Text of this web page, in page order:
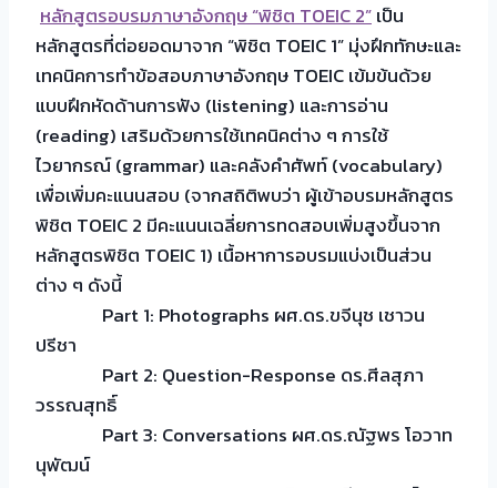
หลักสูตรอบรมภาษาอังกฤษ “พิชิต TOEIC 2”เป็น
หลักสูตรที่ต่อยอดมาจาก “พิชิต TOEIC 1” มุ่งฝึกทักษะและ
เทคนิคการทำข้อสอบภาษาอังกฤษ TOEIC เข้มข้นด้วย
แบบฝึกหัดด้านการฟัง (listening) และการอ่าน
(reading) เสริมด้วยการใช้เทคนิคต่าง ๆ การใช้
ไวยากรณ์ (grammar) และคลังคำศัพท์ (vocabulary)
เพื่อเพิ่มคะแนนสอบ (จากสถิติพบว่า ผู้เข้าอบรมหลักสูตร
พิชิต TOEIC 2 มีคะแนนเฉลี่ยการทดสอบเพิ่มสูงขึ้นจาก
หลักสูตรพิชิต TOEIC 1) เนื้อหาการอบรมแบ่งเป็นส่วน
ต่าง ๆ ดังนี้
Part 1: Photographs ผศ.ดร.ขจีนุช เชาวน
ปรีชา
Part 2: Question-Response ดร.ศีลสุภา
วรรณสุทธิ์
Part 3: Conversations ผศ.ดร.ณัฐพร โอวาท
นุพัฒน์